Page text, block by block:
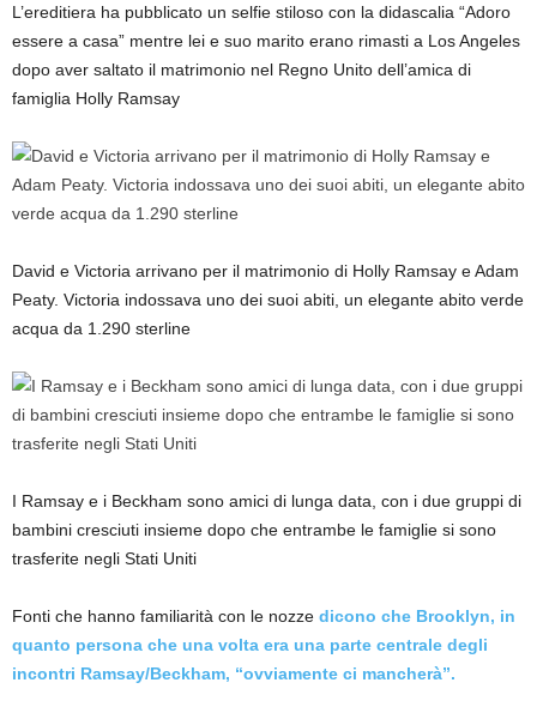
L’ereditiera ha pubblicato un selfie stiloso con la didascalia “Adoro
essere a casa” mentre lei e suo marito erano rimasti a Los Angeles
dopo aver saltato il matrimonio nel Regno Unito dell’amica di
famiglia Holly Ramsay
David e Victoria arrivano per il matrimonio di Holly Ramsay e Adam
Peaty. Victoria indossava uno dei suoi abiti, un elegante abito verde
acqua da 1.290 sterline
I Ramsay e i Beckham sono amici di lunga data, con i due gruppi di
bambini cresciuti insieme dopo che entrambe le famiglie si sono
trasferite negli Stati Uniti
Fonti che hanno familiarità con le nozze dicono che Brooklyn, in
quanto persona che una volta era una parte centrale degli
incontri Ramsay/Beckham, “ovviamente ci mancherà”.